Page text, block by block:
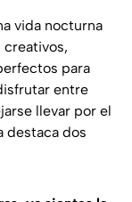
vida nocturna
creativos,
para
entre
llevar por el
destaca dos